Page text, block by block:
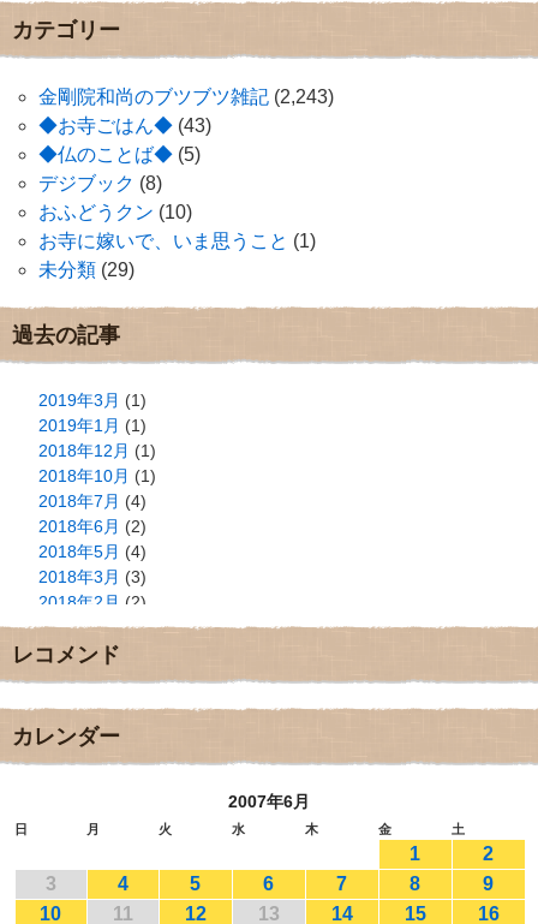
カテゴリー
金剛院和尚のブツブツ雑記 (2,243)
◆お寺ごはん◆ (43)
◆仏のことば◆ (5)
デジブック (8)
おふどうクン (10)
お寺に嫁いで、いま思うこと (1)
未分類 (29)
過去の記事
2019年3月 (1)
2019年1月 (1)
2018年12月 (1)
2018年10月 (1)
2018年7月 (4)
2018年6月 (2)
2018年5月 (4)
2018年3月 (3)
2018年2月 (2)
2018年1月(2)
2017年12月
2017年11月(3)
2017年9月
2017年8月
2017年5月
2017年3月(1)
2017年2月(1)
レコメンド
カレンダー
2007年6月
日 月 火 水 木 金 土
1
2
3
4 5 6 7 8
9
10
11 12 13 14 15 16